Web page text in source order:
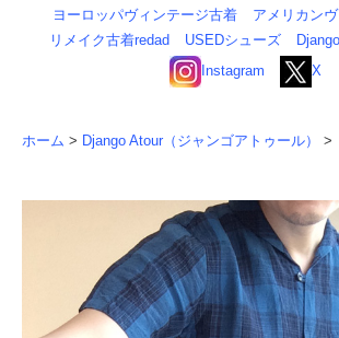
ヨーロッパヴィンテージ古着
アメリカン
リメイク古着redad
USEDシューズ
Instagram
X
ホーム > Django Atour（ジャンゴアトゥール） >